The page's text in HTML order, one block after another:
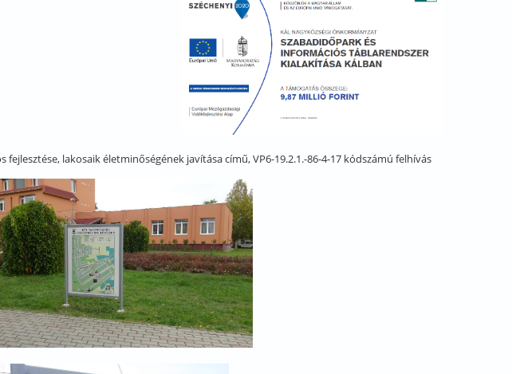
lakosaik életminőségének javítása című, VP6-19.2.1.-86-4-17 kódszámú felhívás